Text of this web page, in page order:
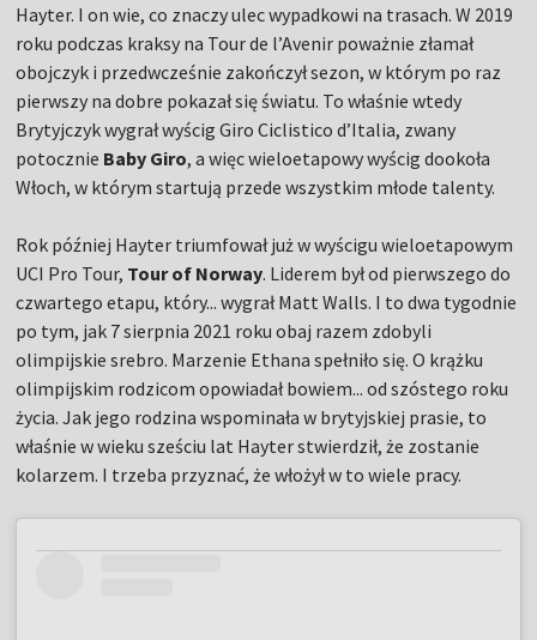
Hayter. I on wie, co znaczy ulec wypadkowi na trasach. W 2019
roku podczas kraksy na Tour de l’Avenir poważnie złamał
obojczyk i przedwcześnie zakończył sezon, w którym po raz
pierwszy na dobre pokazał się światu. To właśnie wtedy
Brytyjczyk wygrał wyścig Giro Ciclistico d’Italia, zwany
potocznie Baby Giro, a więc wieloetapowy wyścig dookoła
Włoch, w którym startują przede wszystkim młode talenty.
Rok później Hayter triumfował już w wyścigu wieloetapowym
UCI Pro Tour, Tour of Norway. Liderem był od pierwszego do
czwartego etapu, który... wygrał Matt Walls. I to dwa tygodnie
po tym, jak 7 sierpnia 2021 roku obaj razem zdobyli
olimpijskie srebro. Marzenie Ethana spełniło się. O krążku
olimpijskim rodzicom opowiadał bowiem... od szóstego roku
życia. Jak jego rodzina wspominała w brytyjskiej prasie, to
właśnie w wieku sześciu lat Hayter stwierdził, że zostanie
kolarzem. I trzeba przyznać, że włożył w to wiele pracy.